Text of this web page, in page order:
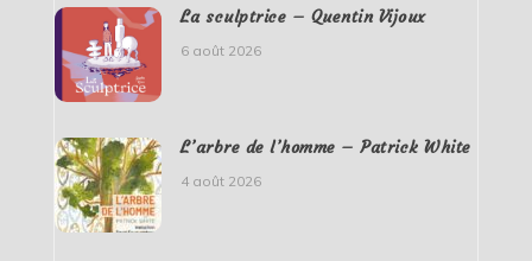
La sculptrice – Quentin Vijoux
6 août 2026
L’arbre de l’homme – Patrick White
4 août 2026